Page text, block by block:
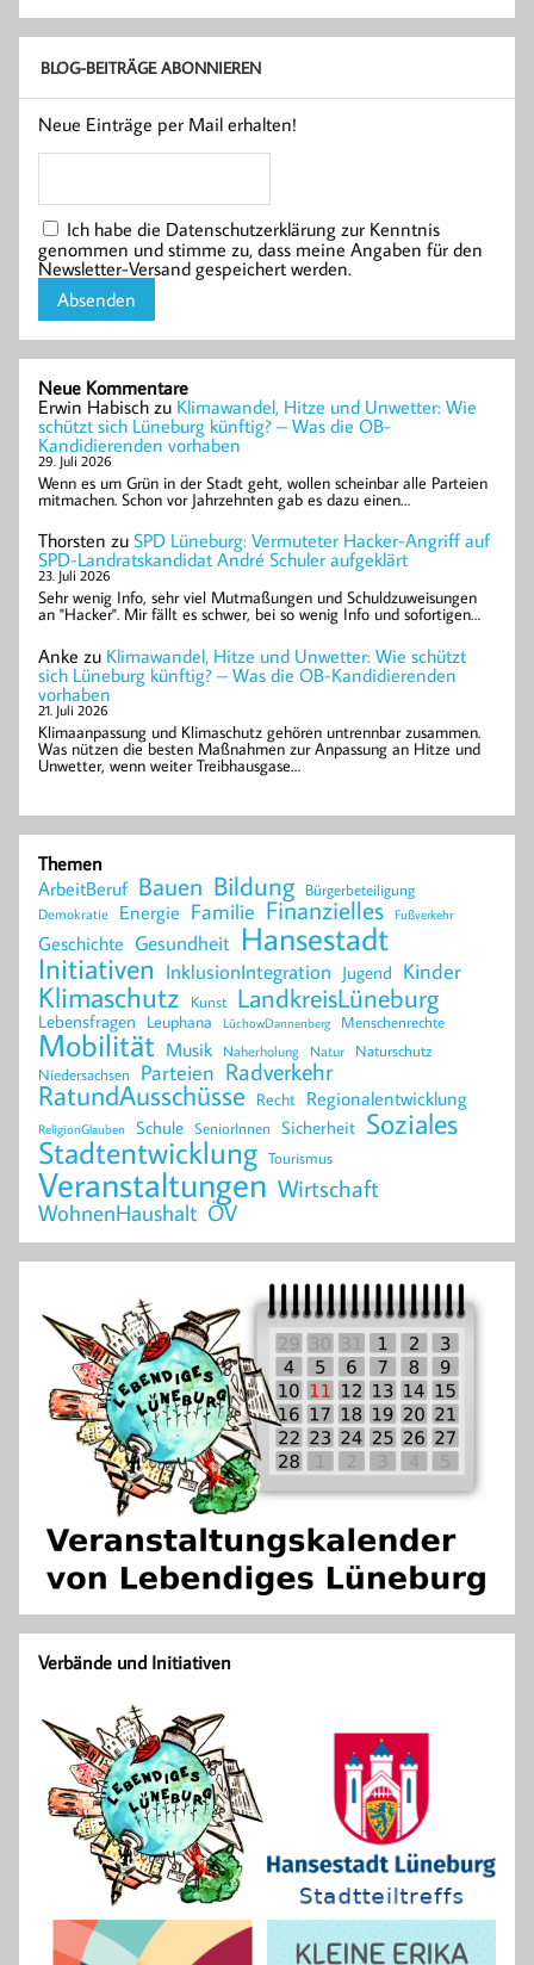
BLOG-BEITRÄGE ABONNIEREN
Neue Einträge per Mail erhalten!
Ich habe die Datenschutzerklärung zur Kenntnis
genommen und stimme zu, dass meine Angaben für den
Newsletter-Versand gespeichert werden.
Neue Kommentare
Erwin Habisch zu Klimawandel, Hitze und Unwetter: Wie
schützt sich Lüneburg künftig? – Was die OB-
Kandidierenden vorhaben
29. Juli 2026
Wenn es um Grün in der Stadt geht, wollen scheinbar alle Parteien
mitmachen. Schon vor Jahrzehnten gab es dazu einen…
Thorsten zu SPD Lüneburg: Vermuteter Hacker-Angriff auf
SPD-Landratskandidat André Schuler aufgeklärt
23. Juli 2026
Sehr wenig Info, sehr viel Mutmaßungen und Schuldzuweisungen
an "Hacker". Mir fällt es schwer, bei so wenig Info und sofortigen…
Anke zu Klimawandel, Hitze und Unwetter: Wie schützt
sich Lüneburg künftig? – Was die OB-Kandidierenden
vorhaben
21. Juli 2026
Klimaanpassung und Klimaschutz gehören untrennbar zusammen.
Was nützen die besten Maßnahmen zur Anpassung an Hitze und
Unwetter, wenn weiter Treibhausgase…
Themen
ArbeitBeruf Bauen Bildung Bürgerbeteiligung
Demokratie Energie Familie Finanzielles Fußverkehr
Geschichte Gesundheit Hansestadt
Initiativen InklusionIntegration Jugend Kinder
Klimaschutz Kunst LandkreisLüneburg
Lebensfragen Leuphana LüchowDannenberg Menschenrechte
Mobilität Musik Naherholung Natur Naturschutz
Niedersachsen Parteien Radverkehr
RatundAusschüsse Recht Regionalentwicklung
ReligionGlauben Schule SeniorInnen Sicherheit Soziales
Stadtentwicklung Tourismus
Veranstaltungen Wirtschaft
WohnenHaushalt ÖV
Verbände und Initiativen